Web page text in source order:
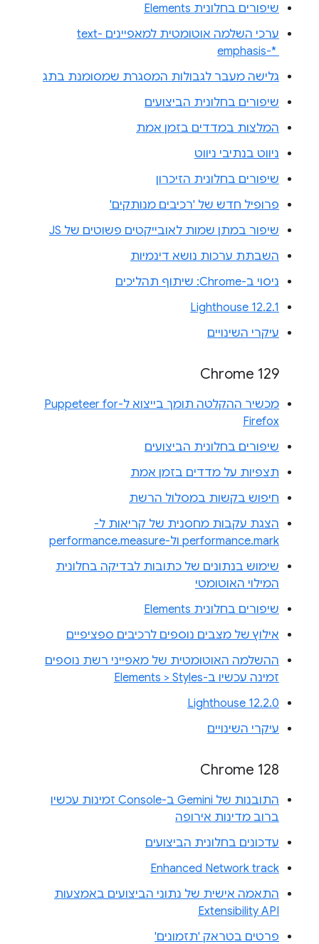
שיפורים בחלונית Elements
ערכי השלמה אוטומטית למאפיינים text-
emphasis-* ‎
גלישה מעבר לגבולות המסגרת שמסומנת בתג
שיפורים בחלונית הביצועים
המלצות במדדים בזמן אמת
ניווט בנתיבי ניווט
שיפורים בחלונית הזיכרון
פרופיל חדש של 'רכיבים מנותקים'
שיפור במתן שמות לאובייקטים פשוטים של JS
השבתת ערכות נושא דינמיות
ניסוי ב-Chrome: שיתוף תהליכים
Lighthouse 12.2.1
עיקרי השינויים
Chrome 129
מכשיר ההקלטה תומך בייצוא ל-Puppeteer for
Firefox
שיפורים בחלונית הביצועים
תצפיות על מדדים בזמן אמת
חיפוש בקשות במסלול הרשת
הצגת עקבות מחסנית של קריאות ל-
performance.mark ול-performance.measure
שימוש בנתונים של כתובות לבדיקה בחלונית
המילוי האוטומטי
שיפורים בחלונית Elements
אילוץ של מצבים נוספים לרכיבים ספציפיים
ההשלמה האוטומטית של מאפייני רשת נוספים
זמינה עכשיו ב-Elements > Styles
Lighthouse 12.2.0
עיקרי השינויים
Chrome 128
התובנות של Gemini ב-Console זמינות עכשיו
ברוב מדינות אירופה
עדכונים בחלונית הביצועים
Enhanced Network track
התאמה אישית של נתוני הביצועים באמצעות
Extensibility API
פרטים בטראק 'תזמונים'